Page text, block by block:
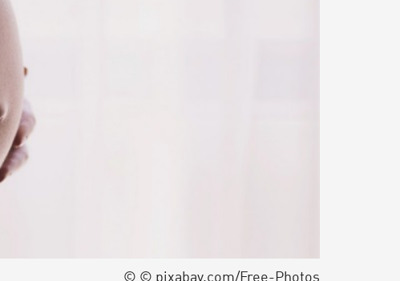
© © pixabay.com/Free-Photos